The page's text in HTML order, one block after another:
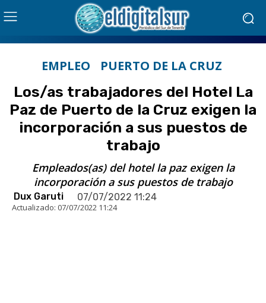
EMPLEO PUERTO DE LA CRUZ
Los/as trabajadores del Hotel La
Paz de Puerto de la Cruz exigen la
incorporación a sus puestos de
trabajo
Empleados(as) del hotel la paz exigen la
incorporación a sus puestos de trabajo
Dux Garuti 07/07/2022 11:24
Actualizado: 07/07/2022 11:24